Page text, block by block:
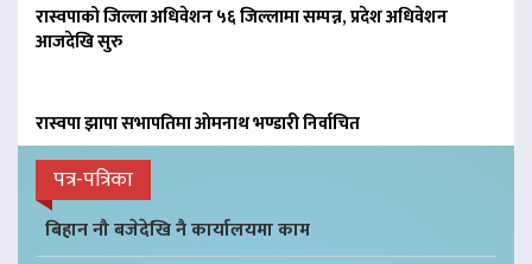
रास्वपाको जिल्ला अधिवेशन ५६ जिल्लामा सम्पन्न, प्रदेश अधिवेशन
आजदेखि सुरु
रास्वपा झापा सभापतिमा ओमनाथ भण्डारी निर्वाचित
पत्र-पत्रिका
बिहान नौ बजेदेखि नै कार्यालयमा काम